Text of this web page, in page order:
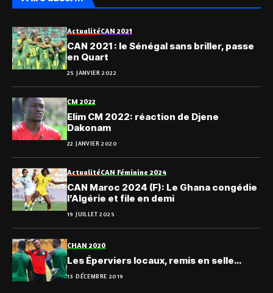
ActualitéCAN 2021
CAN 2021 : le Sénégal sans briller, passe
en Quart
25 JANVIER 2022
CM 2022
Elim CM 2022: réaction de Djene
Dakonam
22 JANVIER 2020
ActualitéCAN Féminine 2024
CAN Maroc 2024 (F): Le Ghana congédie
l’Algérie et file en demi
19 JUILLET 2025
CHAN 2020
Les Éperviers locaux, remis en selle…
13 DÉCEMBRE 2019